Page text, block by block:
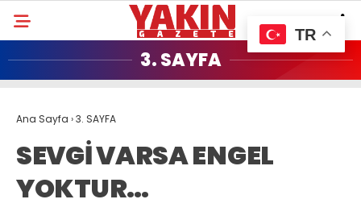
3. SAYFA
Ana Sayfa ›3. SAYFA
SEVGİ VARSA ENGEL
YOKTUR…
TR